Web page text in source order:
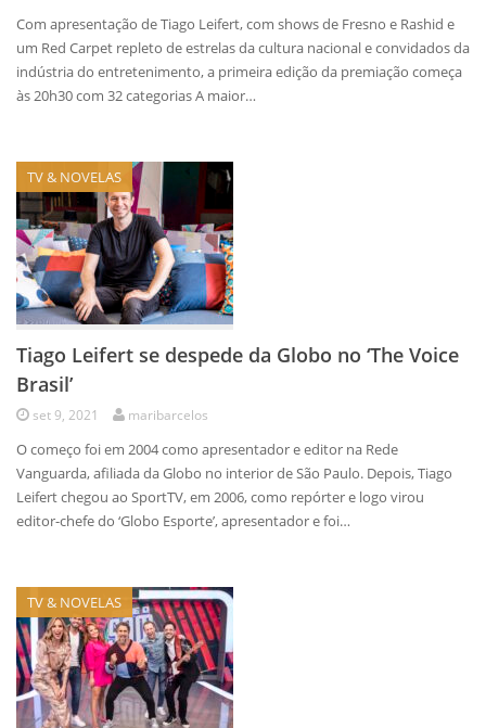
Com apresentação de Tiago Leifert, com shows de Fresno e Rashid e
um Red Carpet repleto de estrelas da cultura nacional e convidados da
indústria do entretenimento, a primeira edição da premiação começa
às 20h30 com 32 categorias A maior…
TV & NOVELAS
Tiago Leifert se despede da Globo no ‘The Voice
Brasil’
set 9, 2021 maribarcelos
O começo foi em 2004 como apresentador e editor na Rede
Vanguarda, afiliada da Globo no interior de São Paulo. Depois, Tiago
Leifert chegou ao SportTV, em 2006, como repórter e logo virou
editor-chefe do ‘Globo Esporte’, apresentador e foi…
TV & NOVELAS